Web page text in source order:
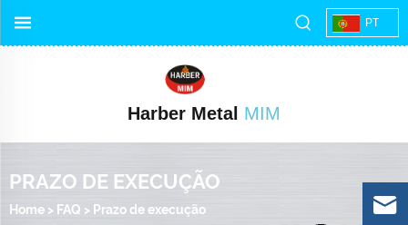
PT
Harber Metal MIM
PRAZO DE EXECUÇÃO
Home > FAQ > Prazo de execução